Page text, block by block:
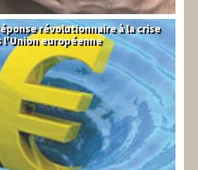
Syndicalrévolutionnaire à la crise
l'Union européenne